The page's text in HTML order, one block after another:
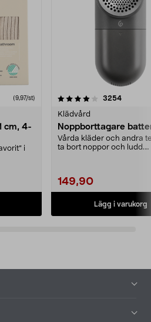
(9,97/st)
cm, 4-
i
3254
Klädvård
Noppborttagare
Vårda kläder och andra
ta bort noppor och ludd.
149,90
Lägg i varukorg
4.5av 5 stjärnor